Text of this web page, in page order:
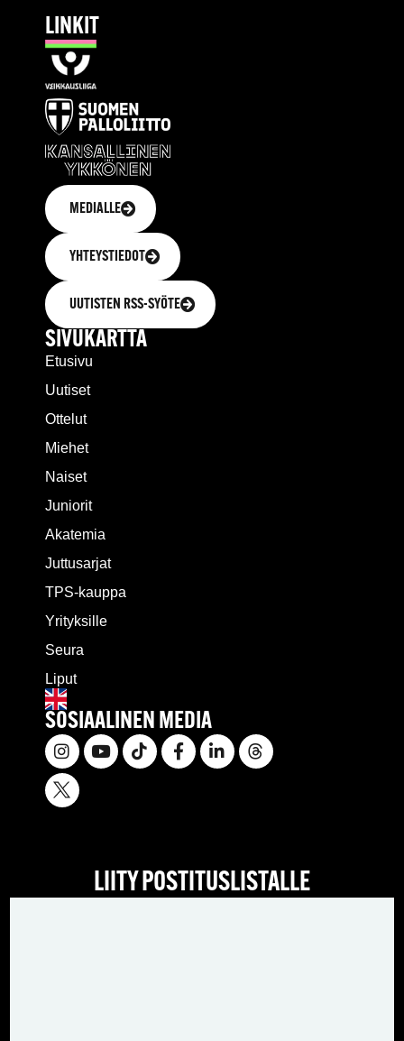
LINKIT
MEDIALLE
YHTEYSTIEDOT
UUTISTEN RSS-SYÖTE
SIVUKARTTA
Etusivu
Uutiset
Ottelut
Miehet
Naiset
Juniorit
Akatemia
Juttusarjat
TPS-kauppa
Yrityksille
Seura
Liput
SOSIAALINEN MEDIA
LIITY POSTITUSLISTALLE